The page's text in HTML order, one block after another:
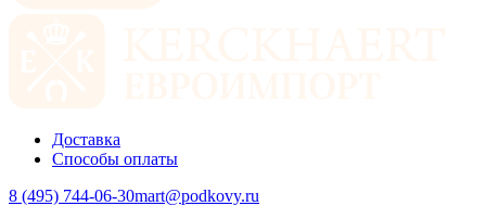
Доставка
Способы оплаты
8 (495) 744-06-30mart@podkovy.ru